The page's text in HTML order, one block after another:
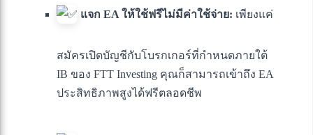
แจก EA ให้ใช้ฟรีไม่มีค่าใช้จ่าย: เพียงแค่
สมัครเปิดบัญชีกับโบรกเกอร์ที่กำหนดภายใต้
IB ของ FTT Investing คุณก็สามารถเข้าถึง EA
ประสิทธิภาพสูงได้ฟรีตลอดชีพ